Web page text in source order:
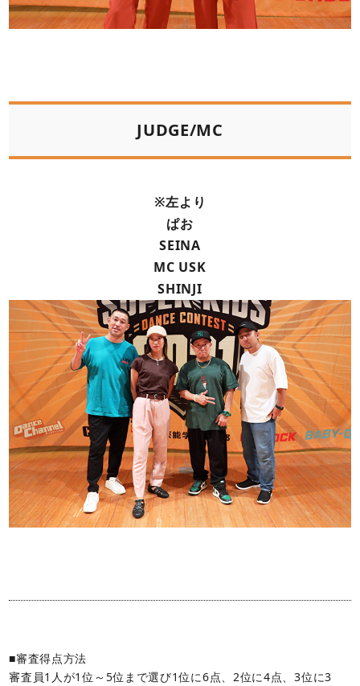
JUDGE/MC
※左より
ぱお
SEINA
MC USK
SHINJI
■審査得点方法
審査員1人が1位～5位まで選び1位に6点、2位に4点、3位に3